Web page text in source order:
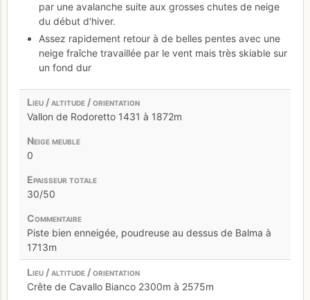
par une avalanche suite aux grosses chutes de neige
du début d'hiver.
Assez rapidement retour à de belles pentes avec une
neige fraîche travaillée par le vent mais très skiable sur
un fond dur
Vallon de Rodoretto 1431 à 1872m
0
30/50
Piste bien enneigée, poudreuse au dessus de Balma à
1713m
Crête de Cavallo Bianco 2300m à 2575m